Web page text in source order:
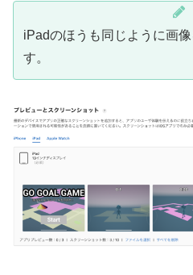
iPadのほうも同じように画
す。